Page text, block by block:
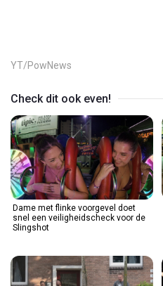
YT/PowNews
Check dit ook even!
Dame met flinke voorgevel doet
snel een veiligheidscheck voor de
Slingshot